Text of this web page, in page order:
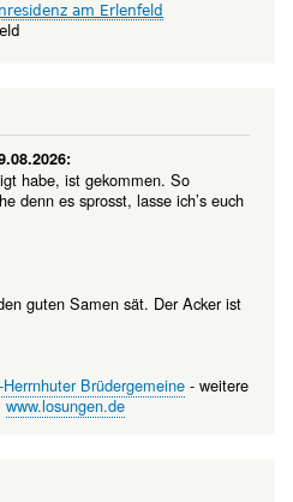
am Erlenfeld
habe, ist gekommen. So
denn es sprosst, lasse ich’s euch
guten Samen sät. Der Acker ist
Brüdergemeine - weitere
www.losungen.de